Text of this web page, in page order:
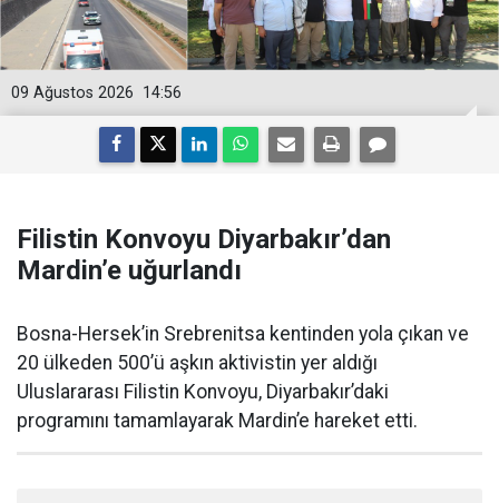
14:56
09 Ağustos 2026
Filistin Konvoyu Diyarbakır’dan
Mardin’e uğurlandı
Bosna-Hersek’in Srebrenitsa kentinden yola çıkan ve
20 ülkeden 500’ü aşkın aktivistin yer aldığı
Uluslararası Filistin Konvoyu, Diyarbakır’daki
programını tamamlayarak Mardin’e hareket etti.